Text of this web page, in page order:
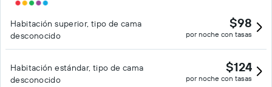
Habitación superior, tipo de cama
desconocido
$98
por noche con tasas
Habitación estándar, tipo de cama
desconocido
$124
por noche con tasas